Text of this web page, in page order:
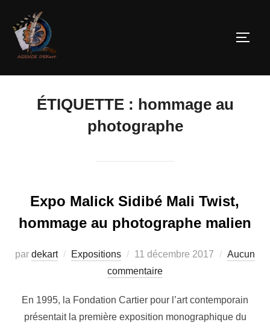
ÉTIQUETTE : hommage au
photographe
Expo Malick Sidibé Mali Twist,
hommage au photographe malien
par dekart Expositions 11 décembre 2017
Aucun
commentaire
En 1995, la Fondation Cartier pour l’art contemporain
présentait la première exposition monographique du